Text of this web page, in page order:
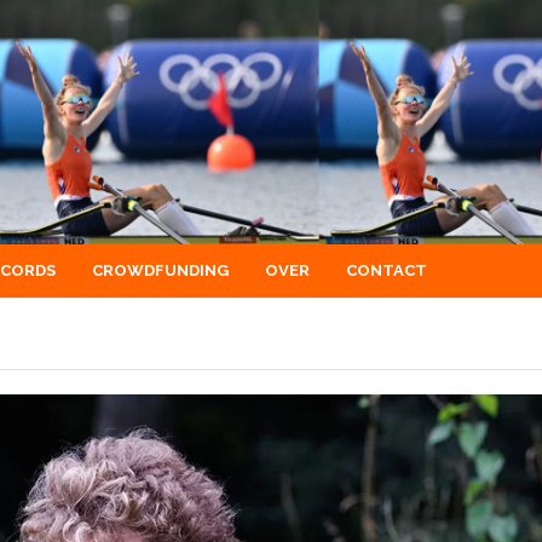
CROWDFUNDING OVER CONTACT